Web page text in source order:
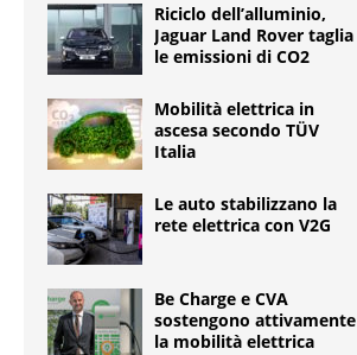
Riciclo dell’alluminio,
Jaguar Land Rover taglia
le emissioni di CO2
Mobilità elettrica in
ascesa secondo TÜV
Italia
Le auto stabilizzano la
rete elettrica con V2G
Be Charge e CVA
sostengono attivamente
la mobilità elettrica